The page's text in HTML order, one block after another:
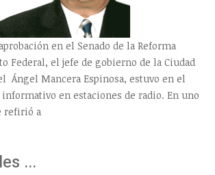
en el Senado de la Reforma
Federal, el jefe de gobierno de la Ciudad
Ángel Mancera Espinosa, estuvo en el
en estaciones de radio. En uno
refirió a
...